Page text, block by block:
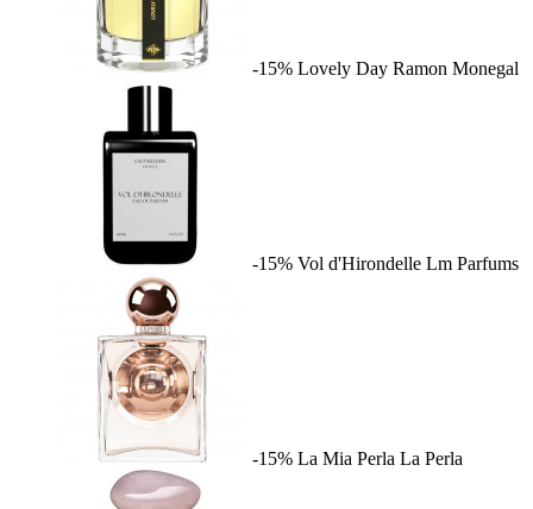
-15% Lovely Day Ramon Monegal
-15% Vol d'Hirondelle Lm Parfums
-15% La Mia Perla La Perla